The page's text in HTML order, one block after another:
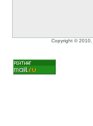
Copyright © 2010,